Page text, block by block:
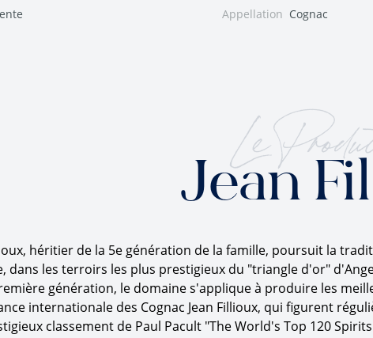
Appellation Cognac
Le
Jean
héritier de la 5e génération de la famille, poursuit la
dans les terroirs les plus prestigieux du "triangle d'or"
génération, le domaine s'applique à produire les
internationale des Cognac Jean Fillioux, qui figurent
classement de Paul Pacult "The World's Top 120